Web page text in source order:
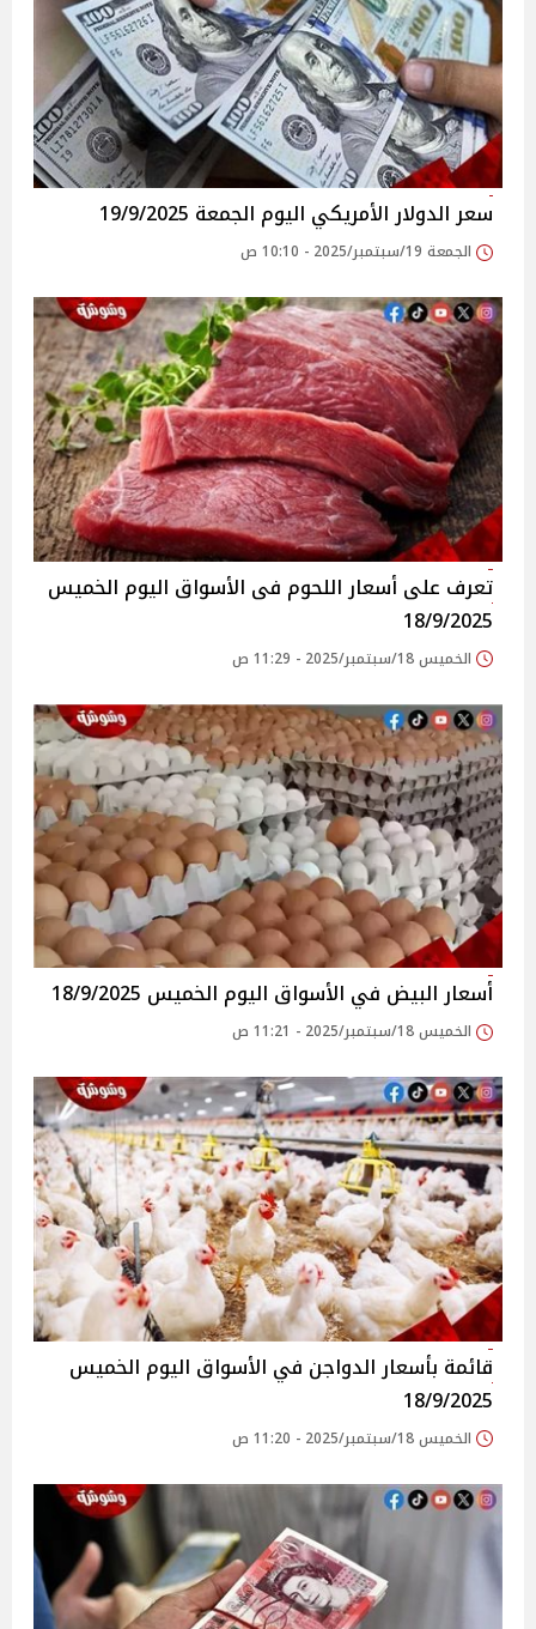
سعر الدولار الأمريكي اليوم الجمعة 19/9/2025
الجمعة 19/سبتمبر/2025 - 10:10 ص
تعرف على أسعار اللحوم فى الأسواق‎‎ اليوم الخميس
18/9/2025
الخميس 18/سبتمبر/2025 - 11:29 ص
أسعار البيض في الأسواق‎‎ اليوم الخميس 18/9/2025
الخميس 18/سبتمبر/2025 - 11:21 ص
قائمة بأسعار الدواجن في الأسواق‎‎ اليوم الخميس
18/9/2025
الخميس 18/سبتمبر/2025 - 11:20 ص